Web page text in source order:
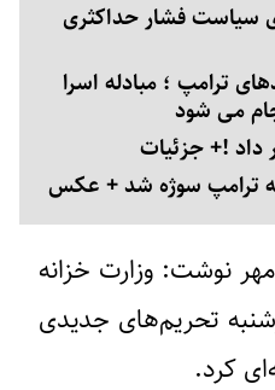
سیاست فشار حداکثری
ترامپ ؛ مبادله اسرا
می شود
!+ جزئیات
به ترامپ سوژه شد + عکس
نوشت: وزارت خزانه
تحریم‌های جدیدی
کرد.